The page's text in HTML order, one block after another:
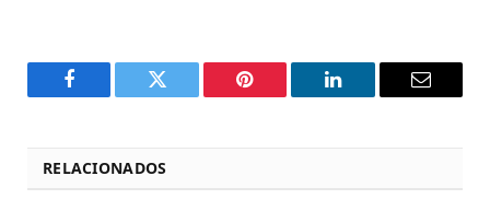
Facebook Twitter Pinterest LinkedIn Email
RELACIONADOS